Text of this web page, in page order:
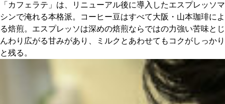
「カフェラテ」は、リニューアル後に導入したエスプレッソマ
シンで淹れる本格派。コーヒー豆はすべて大阪・山本珈琲によ
る焙煎。エスプレッソは深めの焙煎ならではの力強い苦味とじ
んわり広がる甘みがあり、ミルクとあわせてもコクがしっかり
と残る。